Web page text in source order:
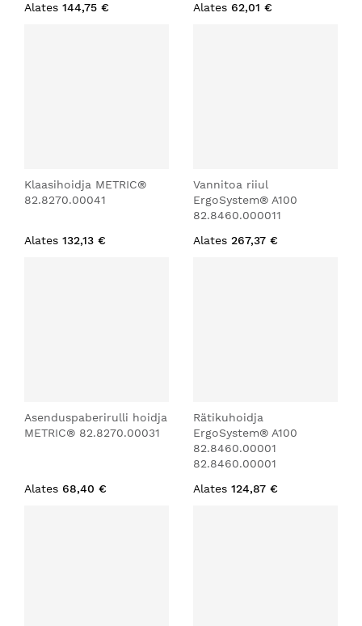
Alates 144,75 €
Alates 62,01 €
Klaasihoidja METRIC®
82.8270.00041
Alates 132,13 €
Vannitoa riiul
ErgoSystem® A100
82.8460.000011
Alates 267,37 €
Asenduspaberirulli hoidja
METRIC® 82.8270.00031
Alates 68,40 €
Rätikuhoidja
ErgoSystem® A100
82.8460.00001
82.8460.00001
Alates 124,87 €